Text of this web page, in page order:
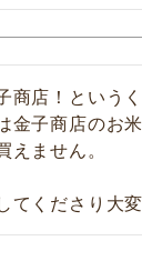
商店！という
金子商店のお
えません。